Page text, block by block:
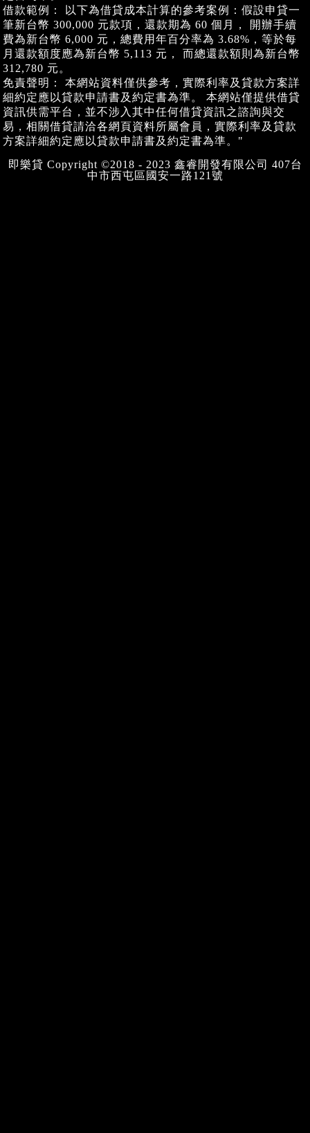
借款範例： 以下為借貸成本計算的參考案例：假設申貸一
筆新台幣 300,000 元款項，還款期為 60 個月， 開辦手續
費為新台幣 6,000 元，總費用年百分率為 3.68%，等於每
月還款額度應為新台幣 5,113 元， 而總還款額則為新台幣
312,780 元。
免責聲明： 本網站資料僅供參考，實際利率及貸款方案詳
細約定應以貸款申請書及約定書為準。 本網站僅提供借貸
資訊供需平台，並不涉入其中任何借貸資訊之諮詢與交
易，相關借貸請洽各網頁資料所屬會員，實際利率及貸款
方案詳細約定應以貸款申請書及約定書為準。"
即樂貸 Copyright ©2018 - 2023 鑫睿開發有限公司 407台
中市西屯區國安一路121號